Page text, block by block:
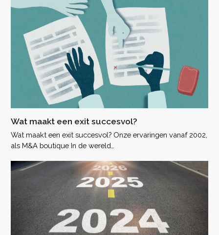
Wat maakt een exit succesvol?
Wat maakt een exit succesvol? Onze ervaringen vanaf 2002,
als M&A boutique In de wereld…